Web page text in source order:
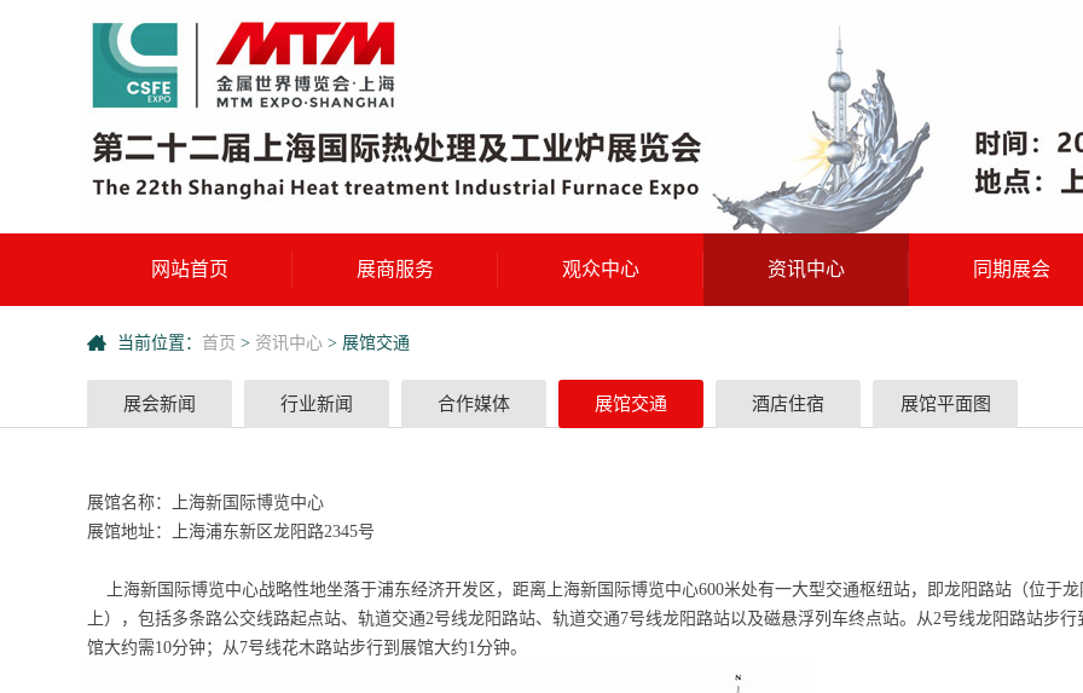
网站首页 展商服务 观众中心 资讯中心 同期展会
当前位置： 首页 > 资讯中心 > 展馆交通
展会新闻 行业新闻 合作媒体 展馆交通 酒店住宿 展馆平面图
展馆名称：上海新国际博览中心
展馆地址：上海浦东新区龙阳路2345号
上海新国际博览中心战略性地坐落于浦东经济开发区，距离上海新国际博览中心600米处有一大型交通枢纽站，即龙阳路站（位于龙
上），包括多条路公交线路起点站、轨道交通2号线龙阳路站、轨道交通7号线龙阳路站以及磁悬浮列车终点站。从2号线龙阳路站步行
馆大约需10分钟；从7号线花木路站步行到展馆大约1分钟。